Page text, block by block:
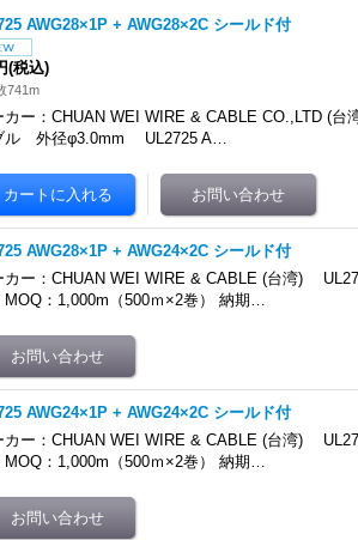
AWG28×1P + AWG28×2C シールド付
(税込)
741m
カー：CHUAN WEI WIRE & CABLE CO.,LTD (台
ル 外径φ3.0mm UL2725 A…
AWG28×1P + AWG24×2C シールド付
カー：CHUAN WEI WIRE & CABLE (台湾)
MOQ：1,000m（500ｍ×2巻） 納期…
AWG24×1P + AWG24×2C シールド付
カー：CHUAN WEI WIRE & CABLE (台湾)
MOQ：1,000m（500ｍ×2巻） 納期…